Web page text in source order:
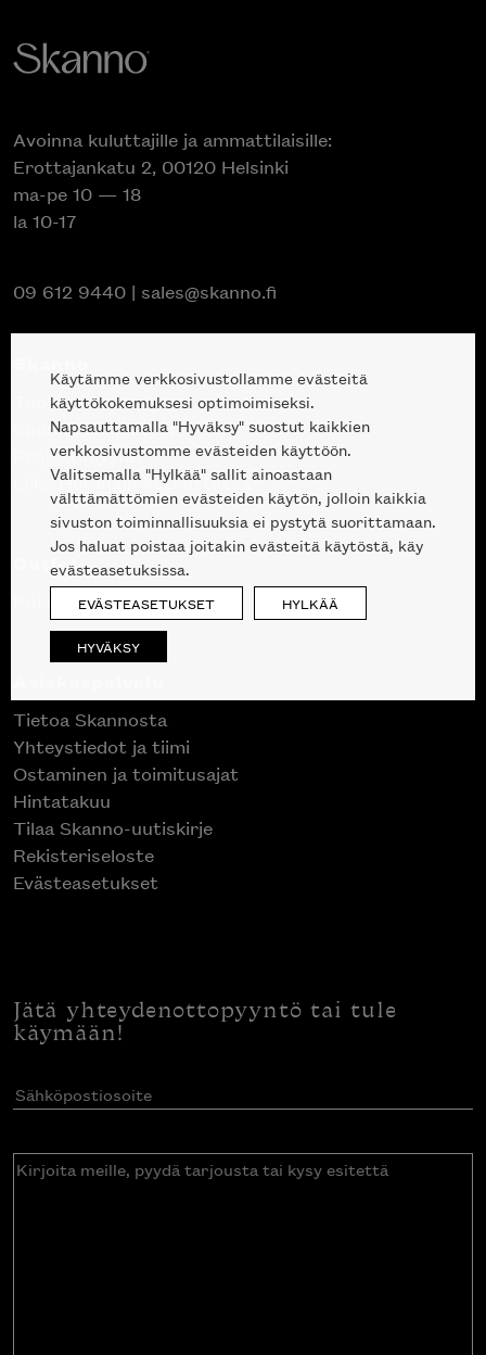
Avoinna kuluttajille ja ammattilaisille:
Erottajankatu 2, 00120 Helsinki
ma-pe 10 — 18
la 10-17
09 612 9440 | sales@skanno.fi
Tuotteet
Suunnittelupalvelu
Projektimyynti
Liike Helsingin keskustassa
Outlet
Poistuvat mallikappaleet
Tietoa Skannosta
Yhteystiedot ja tiimi
Ostaminen ja toimitusajat
Hintatakuu
Tilaa Skanno-uutiskirje
Rekisteriseloste
Evästeasetukset
Jätä yhteydenottopyyntö tai tule
käymään!
Sähköpostiosoite(Pakollinen)
Kirjoita
Käytämme verkkosivustollamme evästeitä
käyttökokemuksesi optimoimiseksi.
Napsauttamalla "Hyväksy" suostut kaikkien
verkkosivustomme evästeiden käyttöön.
Valitsemalla "Hylkää" sallit ainoastaan
välttämättömien evästeiden käytön, jolloin kaikkia
sivuston toiminnallisuuksia ei pystytä suorittamaan.
Jos haluat poistaa joitakin evästeitä käytöstä, käy
evästeasetuksissa.
EVÄSTEASETUKSET HYLKÄÄ
HYVÄKSY